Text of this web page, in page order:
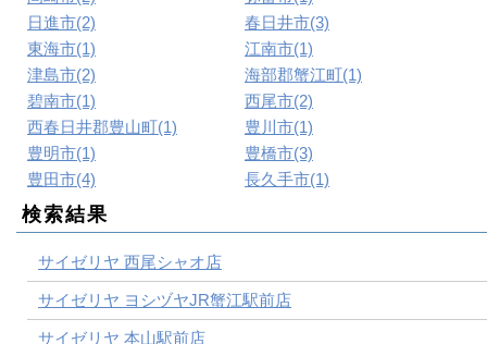
日進市(2)
春日井市(3)
東海市(1)
江南市(1)
津島市(2)
海部郡蟹江町(1)
碧南市(1)
西尾市(2)
西春日井郡豊山町(1)
豊川市(1)
豊明市(1)
豊橋市(3)
豊田市(4)
長久手市(1)
検索結果
サイゼリヤ 西尾シャオ店
サイゼリヤ ヨシヅヤJR蟹江駅前店
サイゼリヤ 本山駅前店